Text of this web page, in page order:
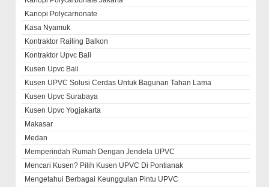
Kanopi Polycarnonate
Kasa Nyamuk
Kontraktor Railing Balkon
Kontraktor Upvc Bali
Kusen Upvc Bali
Kusen UPVC Solusi Cerdas Untuk Bagunan Tahan Lama
Kusen Upvc Surabaya
Kusen Upvc Yogjakarta
Makasar
Medan
Memperindah Rumah Dengan Jendela UPVC
Mencari Kusen? Pilih Kusen UPVC Di Pontianak
Mengetahui Berbagai Keunggulan Pintu UPVC